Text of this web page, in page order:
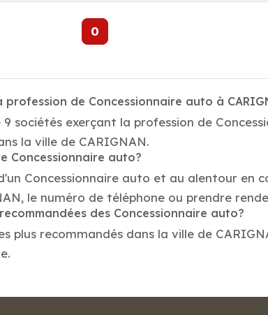
0
de Concessionnaire auto à
sociétés exerçant la profession de
la ville de CARIGNAN.
Concessionnaire auto?
Concessionnaire auto et au alentour en
le numéro de téléphone ou prendre
des Concessionnaire auto?
plus recommandés dans la ville de